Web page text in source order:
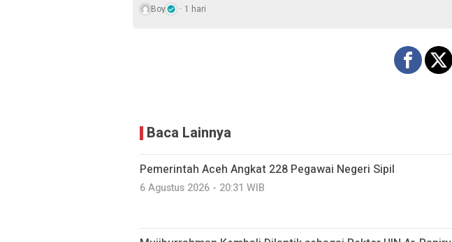
Boy 1 hari
Baca Lainnya
Pemerintah Aceh Angkat 228 Pegawai Negeri Sipil
6 Agustus 2026 - 20:31 WIB